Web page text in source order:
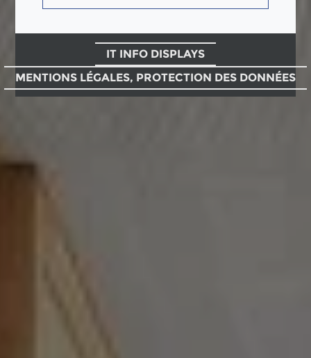
IT INFO DISPLAYS
MENTIONS LÉGALES, PROTECTION DES DONNÉES